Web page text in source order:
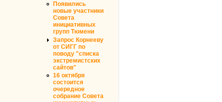
Появились
новые участники
Совета
инициативных
групп Тюмени
Запрос Корнееву
от СИГГ по
поводу "списка
экстремистских
сайтов"
16 октября
состоится
очередное
собрание Совета